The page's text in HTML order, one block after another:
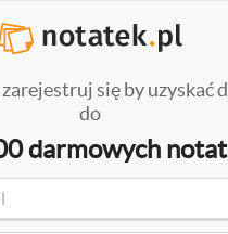
się by uzyskać
do
darmowych